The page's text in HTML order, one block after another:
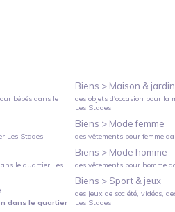
bébésdans le
Les Stades
le quartier Les
dans le quartier
Biens > Maison & jardin
des objets d'occasion pour la
Les Stades
Biens > Mode femme
des vêtements pour femme
Biens > Mode homme
des vêtements pour homme
Biens > Sport & jeux
des jeux de société, vidéos,
Les Stades